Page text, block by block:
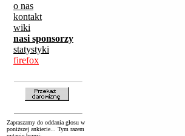
o nas
kontakt
wiki
nasi sponsorzy
statystyki
firefox
Zapraszamy do oddania głosu w
poniższej ankiecie... Tym razem